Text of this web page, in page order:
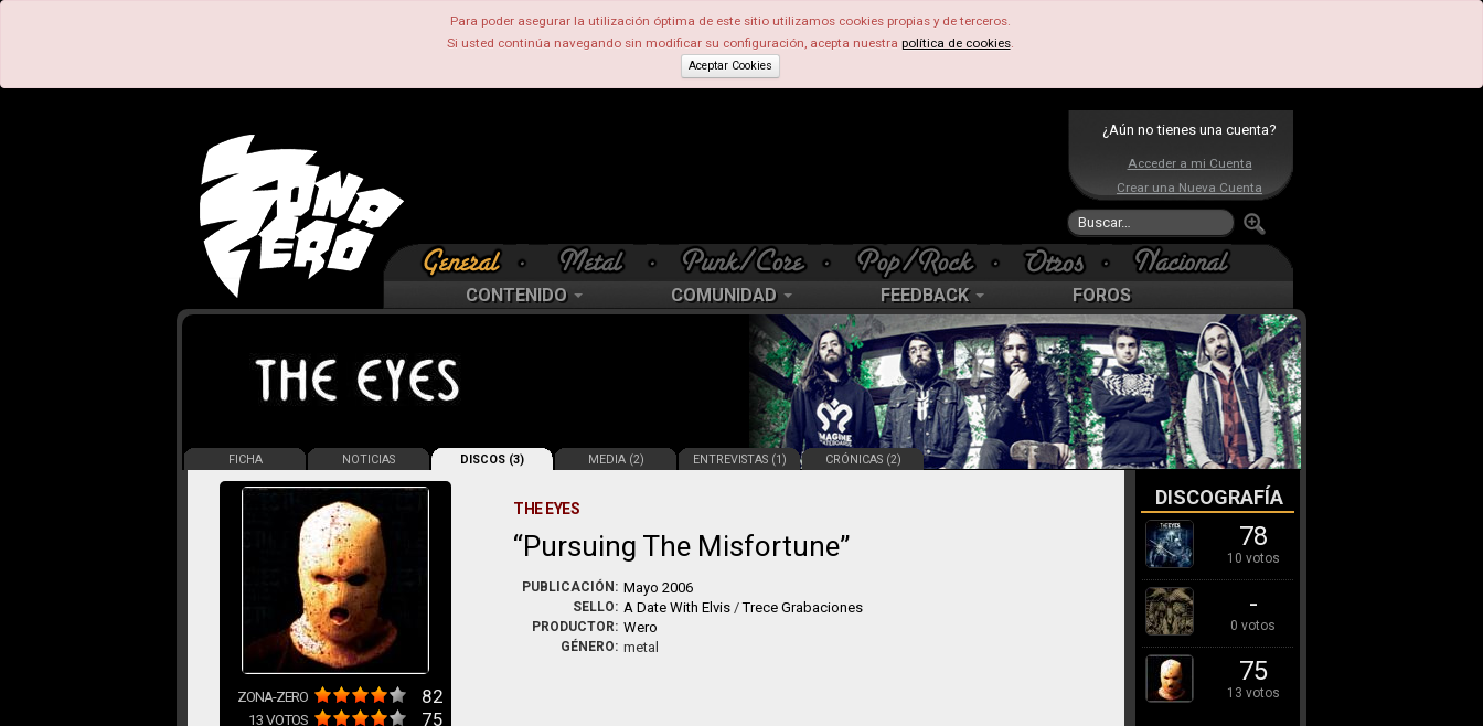
Para poder asegurar la utilización óptima de este sitio utilizamos cookies propias y de terceros.
Si usted continúa navegando sin modificar su configuración, acepta nuestra política de cookies.
Aceptar Cookies
¿Aún no tienes una cuenta?
Acceder a mi Cuenta
Crear una Nueva Cuenta
CONTENIDO COMUNIDAD FEEDBACK FOROS
FICHA NOTICIAS DISCOS (3) MEDIA (2) ENTREVISTAS (1) CRÓNICAS (2)
ZONA-ZERO 82
13VOTOS 75
THE EYES
Pursuing The Misfortune
PUBLICACIÓN: Mayo 2006
SELLO: A Date With Elvis /Trece Grabaciones
PRODUCTOR: Wero
GÉNERO: metal
DISCOGRAFÍA
78
10 votos
-
0 votos
75
13 votos